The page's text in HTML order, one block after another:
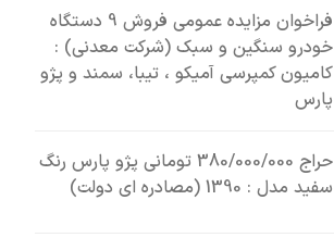
فراخوان مزایده عمومی فروش 9 دستگاه
خودرو سنگین و سبک (شرکت معدنی) :
کامیون کمپرسی آمیکو ، تیبا، سمند و پژو
پارس
حراج 380/000/000 تومانی پژو پارس رنگ
سفید مدل : 1390 (مصادره ای دولت)